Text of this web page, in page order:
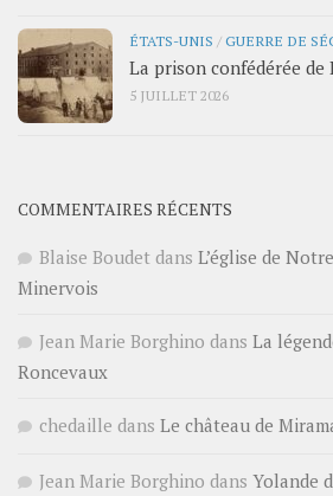
ÉTATS-UNIS /GUERRE DE
La prison confédérée de
5 JUILLET 2026
COMMENTAIRES RÉCENTS
Blaise Boudet dans L’église de
Minervois
Jean Marie Borghino dans La
Roncevaux
chedaille dans Le château de
Jean Marie Borghino dans Yolande